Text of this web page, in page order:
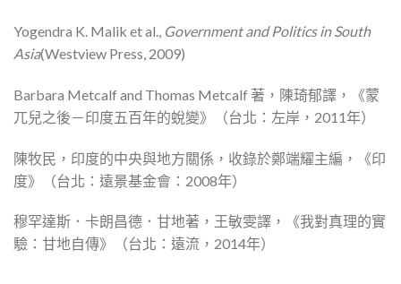
Yogendra K. Malik et al., Government and Politics in South
Asia(Westview Press, 2009)
Barbara Metcalf and Thomas Metcalf 著，陳琦郁譯，《蒙
兀兒之後－印度五百年的蛻變》（台北：左岸，2011年）
陳牧民，印度的中央與地方關係，收錄於鄭端耀主編，《印
度》（台北：遠景基金會：2008年）
穆罕達斯．卡朗昌德．甘地著，王敏雯譯，《我對真理的實
驗：甘地自傳》（台北：遠流，2014年）